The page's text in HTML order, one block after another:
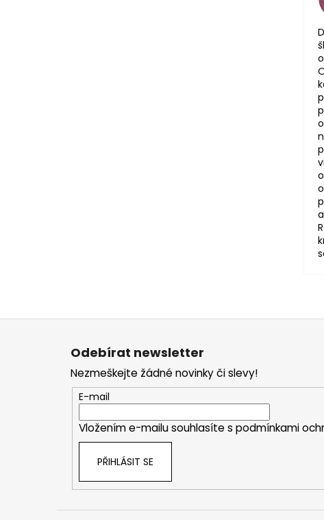
Z
Odebírat newsletter
Nezmeškejte žádné novinky či slevy!
E-mail
Vložením e-mailu souhlasíte s podmínkami
PŘIHLÁSIT SE